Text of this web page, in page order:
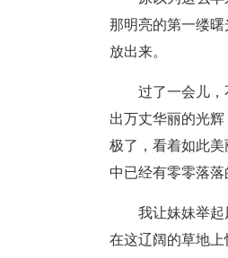
那明亮的第一缕
放出来。
过了一会儿
出万丈华丽的光
极了，看着如此
中已经有零零落落
我让妹妹举
在这辽阔的草地